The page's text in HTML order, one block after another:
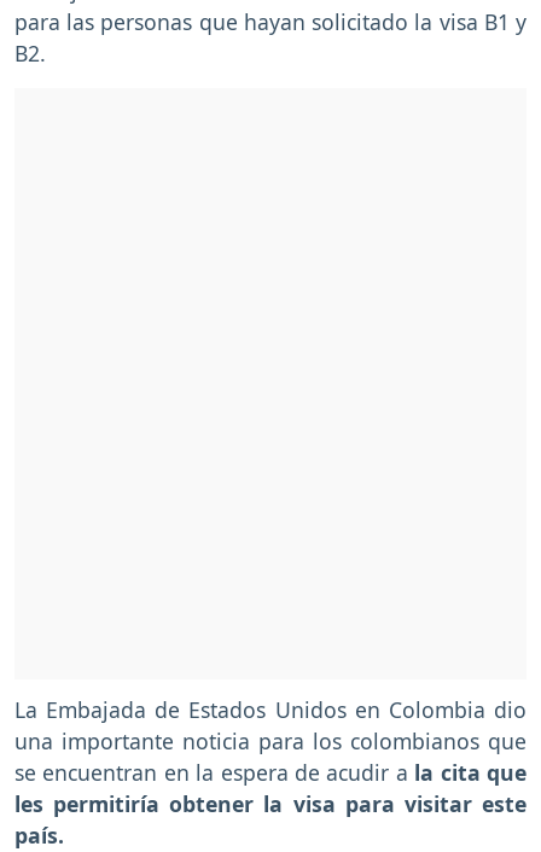
para las personas que hayan solicitado la visa B1 y
B2.
La Embajada de Estados Unidos en Colombia dio
una importante noticia para los colombianos que
se encuentran en la espera de acudir a la cita que
les permitiría obtener la visa para visitar este
país.